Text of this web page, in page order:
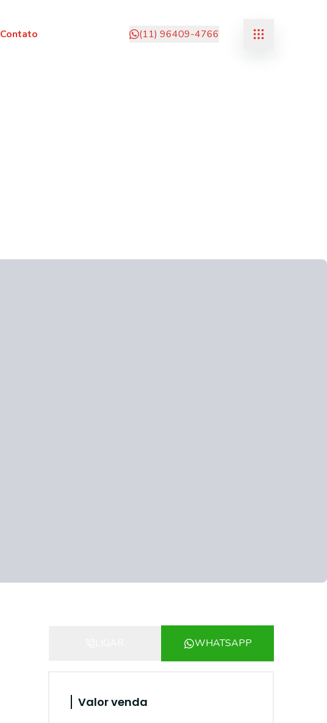
Contato (11) 96409-4766
WHATSAPP
Valor venda